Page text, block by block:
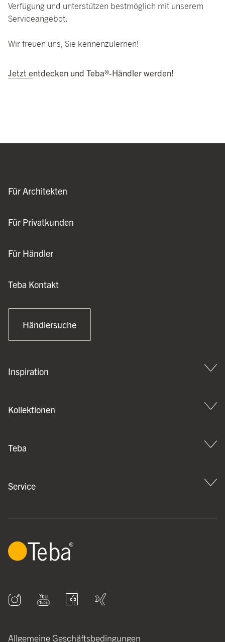
Verfügung und unterstützen bestmöglich mit unserem
Serviceangebot.
Wir freuen uns, Sie kennenzulernen!
Jetzt entdecken und Teba®-Händler werden!
Für Architekten
Für Privatkunden
Für Händler
Teba Kontakt
Händlersuche
Inspiration
Kollektionen
Teba
Service
Allgemeine Geschäftsbedingungen